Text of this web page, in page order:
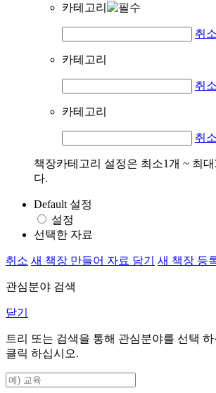
카테고리
취소
카테고리
취소
카테고리
취소
책장카테고리 설정은 최소1개 ~ 최
다.
Default 설정
설정
선택한 자료
취소 새 책장 만들어 자료 담기 새 책장 등
관심분야 검색
닫기
트리 또는 검색을 통해 관심분야를 선택 하
클릭 하십시오.